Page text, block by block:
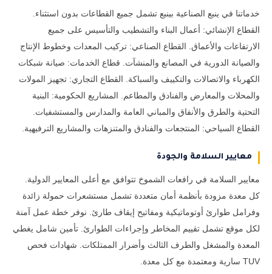
خدماتنا في ينبع الصناعية بينبع تشمل جميع القطاعات بدون استثناء.
القطاع الإنشائي: أعمال البناء والتشطيب والتأسيس على جميع
الارتفاعات والأعماق. القطاع الصناعي: تركيب المعدات وخطوط الإنتاج
والصيانة الدورية في المصانع والمنشآت. قطاع الخدمات: صيانة شبكات
الكهرباء والاتصالات والتكييف والسباكة. القطاع التجاري: تجهيز المولات
والمحلات والمعارض والفنادق والمطاعم. المشاريع الحكومية: البنية
التحتية والطرق والأنفاق والمباني العامة والمدارس والمستشفيات.
القطاع السياحي: المنتجعات والفنادق والمتنزهات والمشاريع الترفيهية.
معايير السلامة والجودة
معايير السلامة في رافعات الشموخ تتوافق مع أعلى المعايير الدولية.
كل معدة مزودة بأنظمة أمان متعددة تشمل مستشعرات حمولة زائدة
وفرامل طوارئ أوتوماتيكية ومفاتيح إيقاف طارئ. نوفر خطة عمل آمنة
لكل موقع تشمل تقييم المخاطر وإجراءات الطوارئ. تأمين شامل يغطي
المعدة والمشغل والطرف الثالث وأضرار الممتلكات. شهادات فحص
TUV سارية ومعتمدة مع كل معدة.